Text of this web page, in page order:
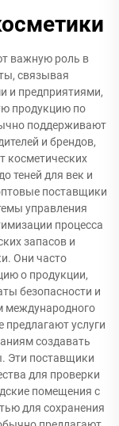
важную роль в
связывая
и предприятиями,
продукцию по
поддерживают
и брендов,
косметических
теней для век и
поставщики
управления
процесса
запасов и
Они часто
о продукции,
безопасности и
международного
услуги
создавать
Эти поставщики
для проверки
помещения с
для сохранения